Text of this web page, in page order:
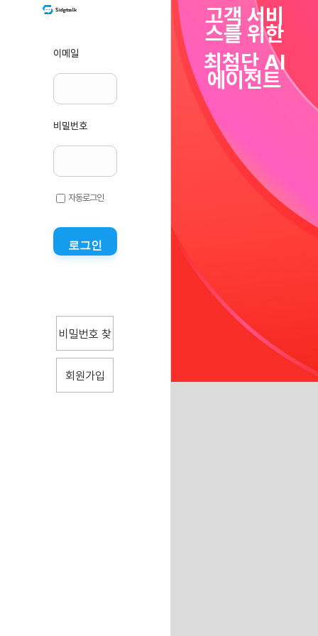
이메일
비밀번호
자동로그인
로그인
비밀번호 찾
기
회원가입
고객 서비
스를 위한
최첨단 AI
에이전트